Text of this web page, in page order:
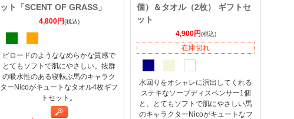
ット「SCENT OF GRASS」
4,800円(税込)
ビロードのようななめらかな質感で
とてもソフトで肌にやさしい。抜群
の吸水性のある寝転ぶ馬のキャラク
ターNicoがキュートなタオル4枚ギフ
トセット。
個）＆タオル（2枚） ギフトセ
ット
4,900円(税込)
在庫切れ
水回りをオシャレに演出してくれる
ステキなソープディスペンサー1個
と、とてもソフトで肌にやさしい馬
のキャラクターNicoがキュートなフ